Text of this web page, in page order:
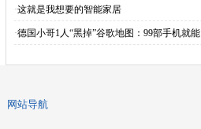
·这就是我想要的智能家居
·德国小哥1人“黑掉”谷歌地图：99部手机就能
网站导航